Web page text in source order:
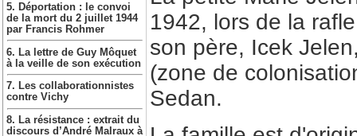
5. Déportation : le convoi
de la mort du 2 juillet 1944
par Francis Rohmer
6. La lettre de Guy Môquet
à la veille de son exécution
7. Les collaborationnistes
contre Vichy
8. La résistance : extrait du
discours d’André Malraux à
1942, lors de la
son père, Icek
(zone de
Sedan.